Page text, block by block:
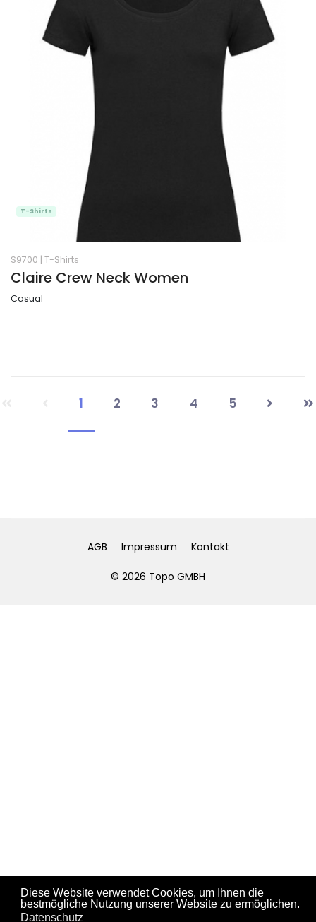
Diese Website verwendet Cookies, um Ihnen die
bestmögliche Nutzung unserer Website zu ermöglichen.
Datenschutz
S9700 | T-Shirts
Claire Crew Neck Women
Casual
T-Shirts
1 2 3 4 5
AGB Impressum Kontakt
© 2026 Topo GMBH